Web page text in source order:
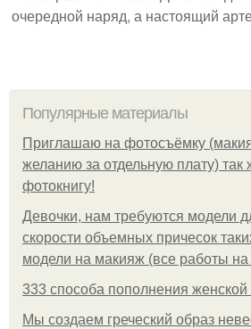
очередной наряд, а настоящий
Популярные материалы
Приглашаю на фотосъёмку
желанию за отдельную плату) так
фотокнигу!
Девочки, нам требуются модели
скорости объемных причесок
модели на макияж (все работы
333 способа пополнения женской
Мы создаем греческий образ